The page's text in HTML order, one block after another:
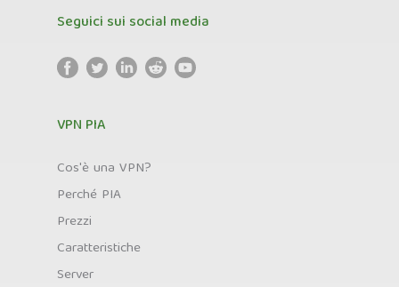
Seguici sui social media
VPN PIA
Cos'è una VPN?
Perché PIA
Prezzi
Caratteristiche
Server